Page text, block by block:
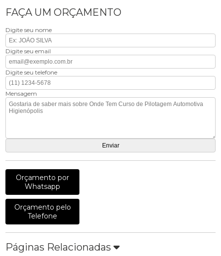
FAÇA UM ORÇAMENTO
Digite seu nome
Digite seu email
Digite seu telefone
Mensagem
Orçamento por
Whatsapp
Orçamento pelo
Telefone
Páginas Relacionadas